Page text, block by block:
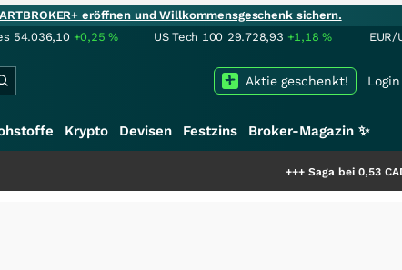
eröffnen und Willkommensgeschenk sichern.
54.036,10 +0,25% US Tech 100 29.728,93 +1,18% EUR/
Login
Aktie geschenkt!
Krypto Devisen Festzins Broker-Magazin ✨
Saga bei 0,53 CAD: